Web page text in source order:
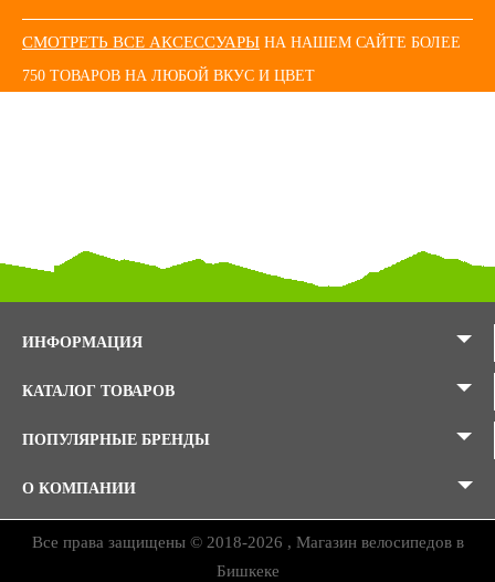
СМОТРЕТЬ ВСЕ АКСЕССУАРЫ НА НАШЕМ САЙТЕ БОЛЕЕ
750 ТОВАРОВ НА ЛЮБОЙ ВКУС И ЦВЕТ
ИНФОРМАЦИЯ
КАТАЛОГ ТОВАРОВ
ПОПУЛЯРНЫЕ БРЕНДЫ
О КОМПАНИИ
Все права защищены © 2018-2026 , Магазин велосипедов в
Бишкеке